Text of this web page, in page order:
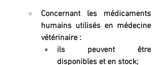
Concernant les médicaments
humains utilisés en médecine
vétérinaire :
ils peuvent être
disponibles et en stock;